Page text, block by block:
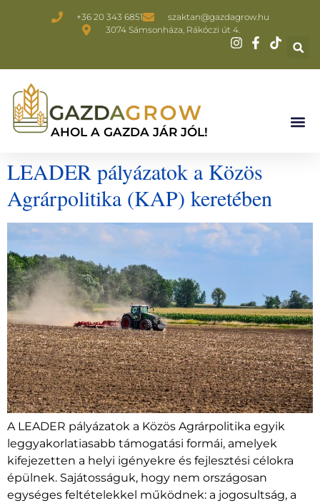
+36 20 343 6851
szaktan@gazdagrow.hu
3074 Sámsonháza, Rákóczi út 4.
AHOL A GAZDA JÁR JÓL!
LEADER pályázatok a Közös
Agrárpolitika (KAP) keretében
A LEADER pályázatok a Közös Agrárpolitika egyik
leggyakorlatiasabb támogatási formái, amelyek
kifejezetten a helyi igényekre és fejlesztési célokra
épülnek. Sajátosságuk, hogy nem országosan
egységes feltételekkel működnek: a jogosultság, a